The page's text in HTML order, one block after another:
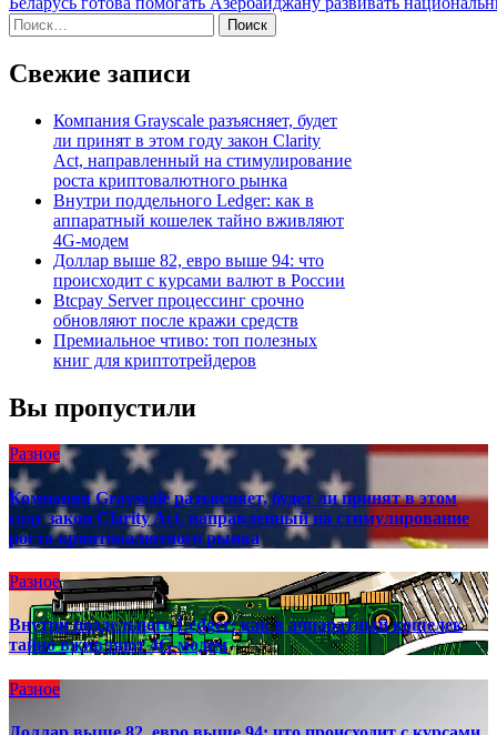
по
записям
Найти:
Свежие записи
Компания Grayscale разъясняет, будет
ли принят в этом году закон Clarity
Act, направленный на стимулирование
роста криптовалютного рынка
Внутри поддельного Ledger: как в
аппаратный кошелек тайно вживляют
4G-модем
Доллар выше 82, евро выше 94: что
происходит с курсами валют в России
Btcpay Server процессинг срочно
обновляют после кражи средств
Премиальное чтиво: топ полезных
книг для криптотрейдеров
Вы пропустили
Разное
Компания Grayscale разъясняет, будет ли принят в этом
году закон Clarity Act, направленный на стимулирование
роста криптовалютного рынка
Разное
Внутри поддельного Ledger: как в аппаратный кошелек
тайно вживляют 4G-модем
Разное